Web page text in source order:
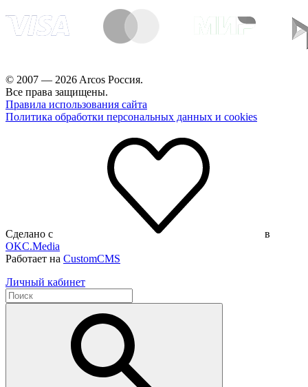
© 2007 — 2026 Arcos Россия.
Все права защищены.
Правила использования сайта
Политика обработки персональных данных и cookies
Сделано с
в
OKC.Media
Работает на CustomCMS
Личный кабинет